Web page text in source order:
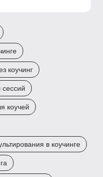
коучинг
коучей
в коучинге